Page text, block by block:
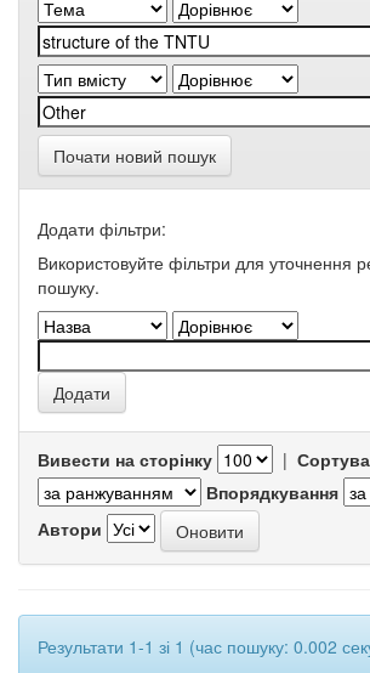
Почати новий пошук
Додати фільтри:
Використовуйте фільтри для уточнення
пошуку.
Вивести на сторінку |
Впорядкування
Автори
Результати 1-1 зі 1 (час пошуку: 0.002